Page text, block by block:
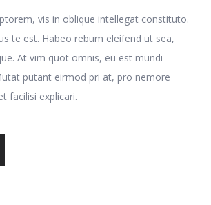
vis in oblique intellegat constituto.
te est. Habeo rebum eleifend ut sea,
At vim quot omnis, eu est mundi
putant eirmod pri at, pro nemore
facilisi explicari.